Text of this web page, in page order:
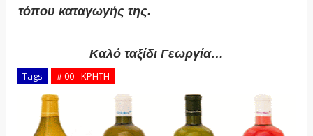
τόπου καταγωγής της.
Καλό ταξίδι Γεωργία…
Tags # 00 - ΚΡΗΤΗ